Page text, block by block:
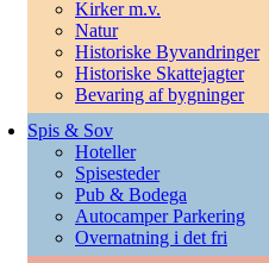
Kirker m.v.
Natur
Historiske Byvandringer
Historiske Skattejagter
Bevaring af bygninger
Spis & Sov
Hoteller
Spisesteder
Pub & Bodega
Autocamper Parkering
Overnatning i det fri